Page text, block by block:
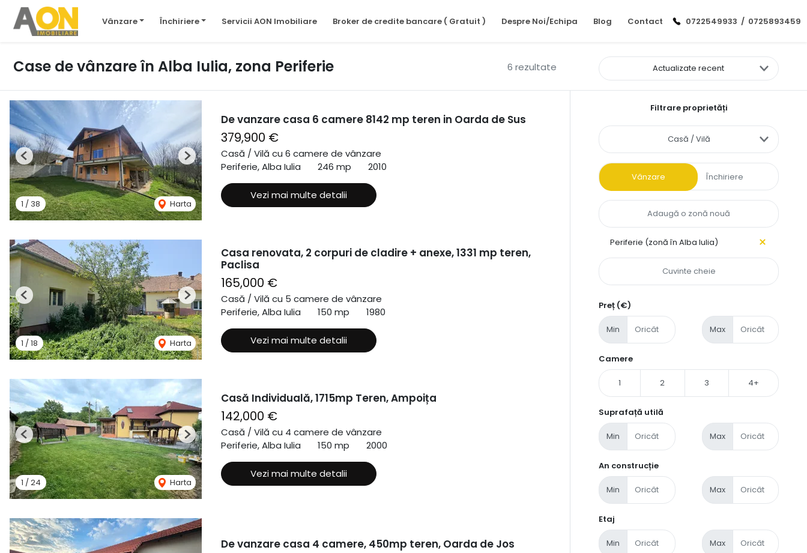
Vânzare Închiriere Servicii AON Imobiliare Broker de credite bancare ( Gratuit ) Despre Noi/Echipa Blog Contact 0722549933 / 0725893459
6 rezultate
Case de vânzare în Alba Iulia, zona Periferie Actualizate recent
1 / 38 Harta
Previous Next
De vanzare casa 6 camere 8142 mp teren in Oarda de Sus
379,900 €
Casă / Vilă cu 6 camere de vânzare
Periferie, Alba Iulia
246 mp 2010
Vezi mai multe detalii
1 /18 Harta
Previous Next
Casa renovata, 2 corpuri de cladire + anexe, 1331 mp teren,
Paclisa
165,000 €
Casă / Vilă cu 5 camere de vânzare
Periferie, Alba Iulia
150 mp 1980
Vezi mai multe detalii
1 /24 Harta
Previous Next
Casă Individuală, 1715mp Teren, Ampoița
142,000 €
Casă / Vilă cu 4 camere de vânzare
Periferie, Alba Iulia
150 mp 2000
Vezi mai multe detalii
De vanzare casa 4 camere, 450mp teren, Oarda de Jos
Filtrare proprietăți
Casă / Vilă
Vânzare Închiriere
Periferie (zonă în Alba Iulia)
Preț (€)
Min Max
Camere
1 2 3 4+
Suprafață utilă
Min Max
An construcție
Min Max
Etaj
Min Max